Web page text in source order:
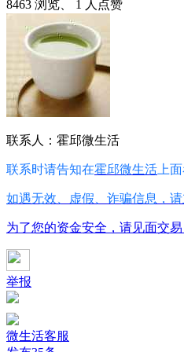
8463 浏览、 1 人点赞
联系人：霍邱微生活
联系时请告知在霍邱微生活 上
如遇无效、虚假、诈骗信息，
为了您的资金安全，请见面交
举报
微生活客服